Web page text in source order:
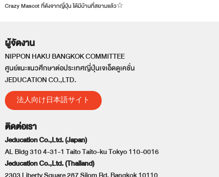
Crazy Mascot ที่ดังจากญี่ปุ่น ได้มีบ้านที่สยามแล้ว☆
ผู้จัดงาน
NIPPON HAKU BANGKOK COMMITTEE
ศูนย์แนะแนวศึกษาต่อประเทศญี่ปุ่นเจเอ็ดดูเคชั่น
JEDUCATION CO.,LTD.
法人向け日本語サイト
ติดต่อเรา
Jeducation Co.,Ltd. (Japan)
AL Bldg 310 4-31-1 Taito Taito-ku Tokyo 110-0016
Jeducation Co.,Ltd. (Thailand)